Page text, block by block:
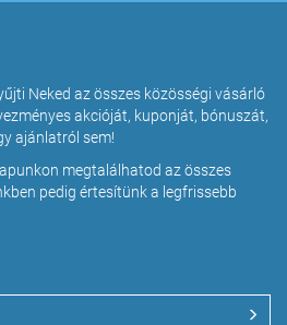
Neked az összes közösségi vásárló
akcióját, kuponját, bónuszát,
ajánlatról sem!
megtalálhatod az összes
pedig értesítünk a legfrissebb